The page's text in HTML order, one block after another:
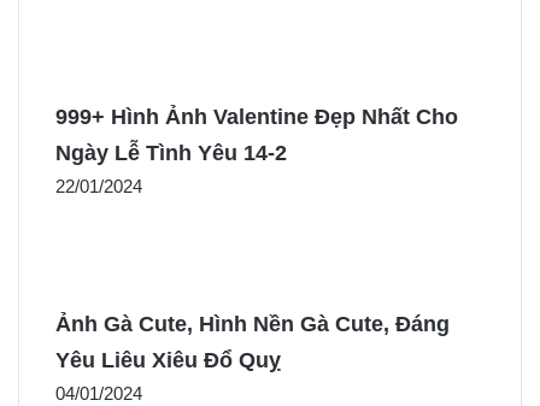
999+ Hình Ảnh Valentine Đẹp Nhất Cho
Ngày Lễ Tình Yêu 14-2
22/01/2024
Ảnh Gà Cute, Hình Nền Gà Cute, Đáng
Yêu Liêu Xiêu Đổ Quỵ
04/01/2024